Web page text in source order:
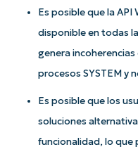
Es posible que la
disponible en todas
genera
procesos SYSTEM y
Es posible que los
soluciones
funcionalidad, lo que